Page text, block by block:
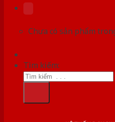
Chưa có sản phẩm
Tìm kiếm: